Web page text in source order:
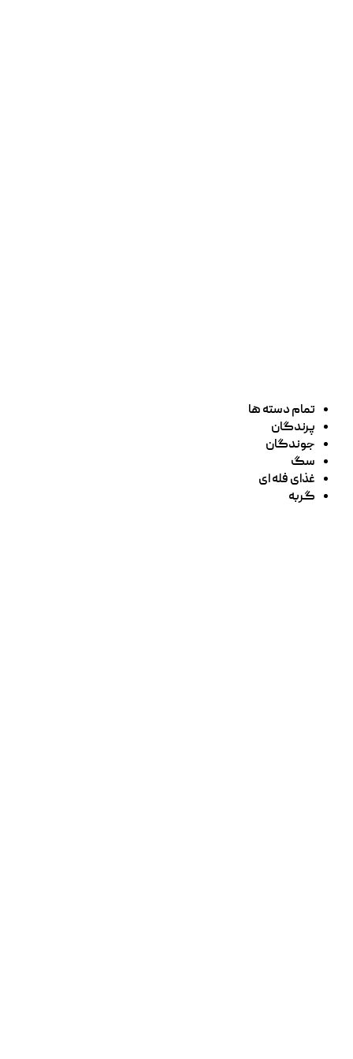
تمام دسته ها
پرندگان
جوندگان
سگ
غذای فله ای
گربه